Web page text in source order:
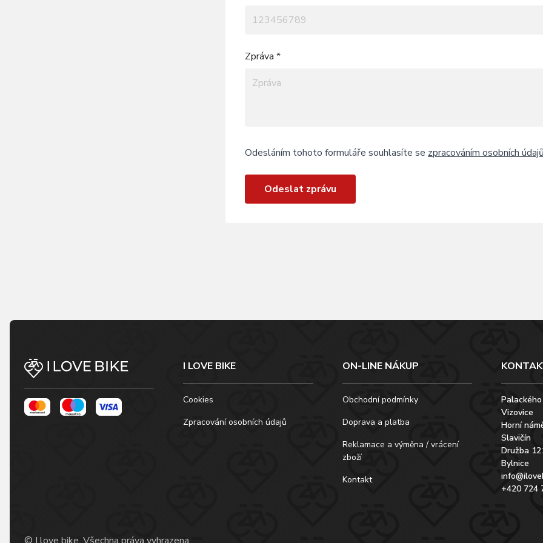
Zpráva *
Odesláním tohoto formuláře souhlasíte se zpracováním osobních
Odeslat zprávu
I LOVE BIKE
Cookies
Zpracování osobních údajů
ON-LINE NÁKUP
Obchodní podmínky
Doprava a platba
Reklamace a výměna / vrácení
zboží
Kontakt
Vizovice
Horní
Slavičín
Družba
Bylnice
+420 724